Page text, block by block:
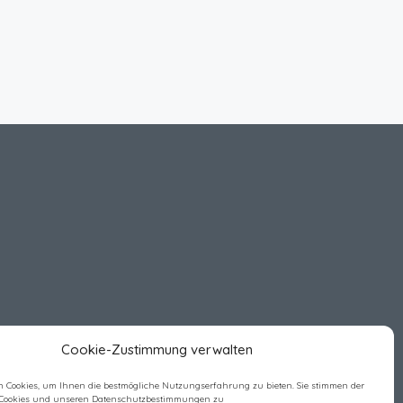
Cookie-Zustimmung verwalten
Cookies, um Ihnen die bestmögliche Nutzungserfahrung zu bieten. Sie stimmen der
und unseren Datenschutzbestimmungen zu